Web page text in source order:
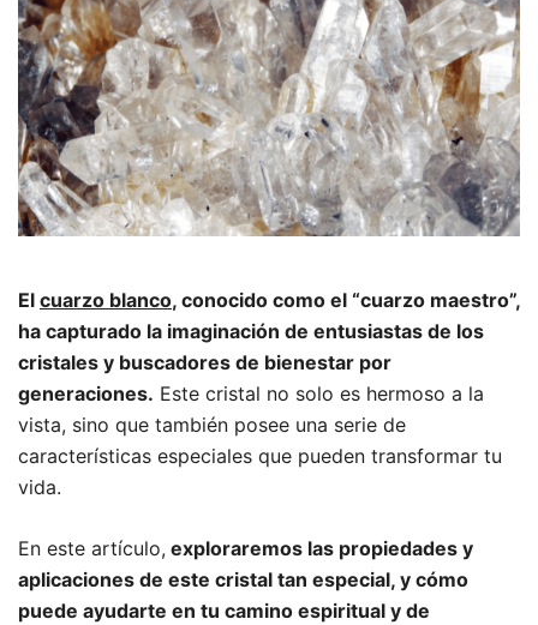
El cuarzo blanco, conocido como el “cuarzo maestro”,
ha capturado la imaginación de entusiastas de los
cristales y buscadores de bienestar por
generaciones. Este cristal no solo es hermoso a la
vista, sino que también posee una serie de
características especiales que pueden transformar tu
vida.
En este artículo, exploraremos las propiedades y
aplicaciones de este cristal tan especial, y cómo
puede ayudarte en tu camino espiritual y de